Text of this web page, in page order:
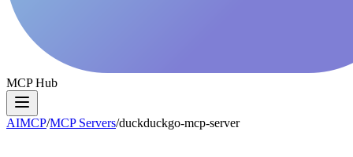
MCP Hub
AIMCP/MCP Servers/duckduckgo-mcp-server